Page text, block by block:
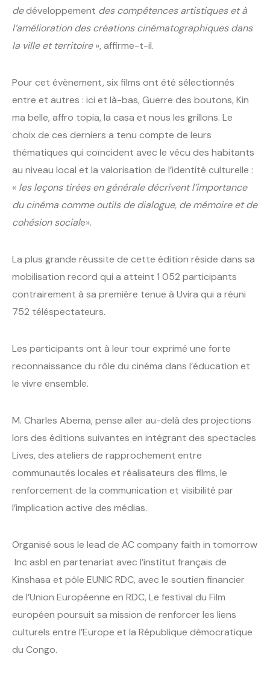
dedéveloppement des compétences artistiques et à
l’amélioration des créations cinématographiques dans
la ville et territoire», affirme-t-il.
Pour cet évènement, six films ont été sélectionnés
entre et autres : ici et là-bas, Guerre des boutons, Kin
ma belle, affro topia, la casa et nous les grillons. Le
choix de ces derniers a tenu compte de leurs
thématiques qui coïncident avec le vécu des habitants
au niveau local et la valorisation de l’identité culturelle :
« les leçons tirées en générale décrivent l’importance
du cinéma comme outils de dialogue, de mémoire et de
cohésion sociale».
La plus grande réussite de cette édition réside dans sa
mobilisation record qui a atteint 1 052 participants
contrairement à sa première tenue à Uvira qui a réuni
752 téléspectateurs.
Les participants ont à leur tour exprimé une forte
reconnaissance du rôle du cinéma dans l’éducation et
le vivre ensemble.
M. Charles Abema, pense aller au-delà des projections
lors des éditions suivantes en intégrant des spectacles
Lives, des ateliers de rapprochement entre
communautés locales et réalisateurs des films, le
renforcement de la communication et visibilité par
l’implication active des médias.
Organisé sous le lead de AC company faith in tomorrow
Inc asbl en partenariat avec l’institut français de
Kinshasa et pôle EUNIC RDC, avec le soutien financier
de l’Union Européenne en RDC, Le festival du Film
européen poursuit sa mission de renforcer les liens
culturels entre l’Europe et la République démocratique
du Congo.